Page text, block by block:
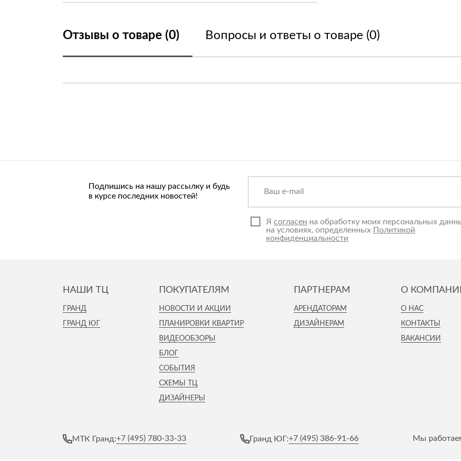
Отзывы о товаре (0) Вопросы и ответы о товаре (0)
Подпишись на нашу рассылку и будь
в курсе последних новостей!
Я согласен на обработку моих персональных
на условиях, определенных Политикой
конфиденциальности
НАШИ ТЦ
ГРАНД
ГРАНД ЮГ
ПОКУПАТЕЛЯМ
НОВОСТИ И АКЦИИ
ПЛАНИРОВКИ КВАРТИР
ВИДЕООБЗОРЫ
БЛОГ
СОБЫТИЯ
СХЕМЫ ТЦ
ДИЗАЙНЕРЫ
ПАРТНЕРАМ
АРЕНДАТОРАМ
ДИЗАЙНЕРАМ
О
О НАС
КОНТАКТЫ
ВАКАНСИИ
МТК Гранд:+7 (495) 780-33-33 Гранд ЮГ:+7 (495) 386-91-66 Мы